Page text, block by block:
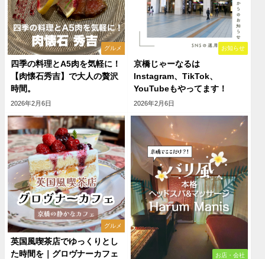
グルメ
四季の料理とA5肉を気軽に！
【肉懐石秀吉】で大人の贅沢
時間。
2026年2月6日
お知らせ
京橋じゃーなるは
Instagram、TikTok、
YouTubeもやってます！
2026年2月6日
グルメ
英国風喫茶店でゆっくりとし
た時間を｜グロヴナーカフェ
お店・会社